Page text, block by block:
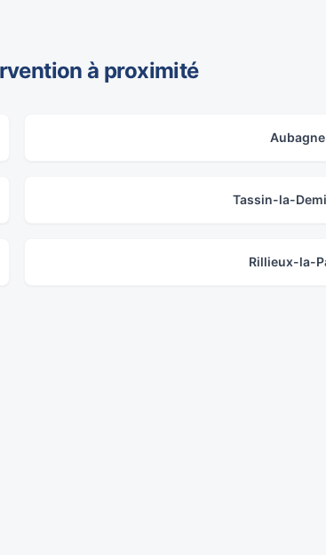
à proximité
Aubagne
Tassin-la-
Rillieux-la-